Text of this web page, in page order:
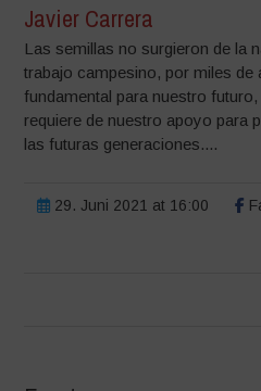
Javier Carrera
Las semillas no surgieron de la
trabajo campesino, por miles de
fundamental para nuestro
requiere de nuestro apoyo para
las futuras generaciones....
29. Juni 2021 at 16:00